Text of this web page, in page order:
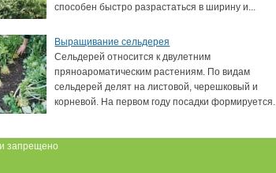
способен быстро разрастаться в ширину и...
Выращивание сельдерея
Сельдерей относится к двулетним
пряноароматическим растениям. По видам
сельдерей делят на листовой, черешковый и
корневой. На первом году посадки формируется...
запрещено